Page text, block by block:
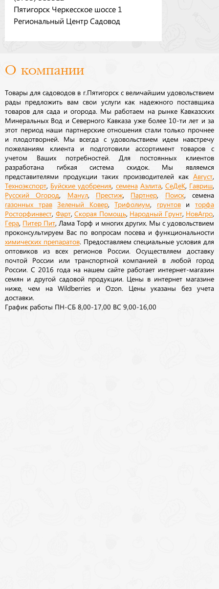
Пятигорск Черкесское шоссе 1
Региональный Центр Садовод
О компании
Товары для садоводов в г.Пятигорск с величайшим удовольствием
рады предложить вам свои услуги как надежного поставщика
товаров для сада и огорода. Мы работаем на рынке Кавказских
Минеральных Вод и Северного Кавказа уже более 10-ти лет и за
этот период наши партнерские отношения стали только прочнее
и плодотворней. Мы всегда с удовольствием идем навстречу
пожеланиям клиента и подготовили ассортимент товаров с
учетом Ваших потребностей. Для постоянных клиентов
разработана гибкая система скидок. Мы являемся
представителями продукции таких производителей как Август
Техноэкспорт Буйские удобрения семена Аэлита, СеДеК, Гавриш
Русский Огород Манул, Престиж Партнер Поиск, семена
газонных трав Зеленый Ковер,Трифолиум грунтовиторфа
Росторфинвест Фарт, Скорая Помощь Народный Грунт, НовАгро
Гера Питер Пит , Лама Торф и многих других. Мы с удовольствием
проконсультируем Вас по вопросам посева и функциональности
химических препаратов. Предоставляем специальные условия для
оптовиков из всех регионов России. Осуществляем доставку
почтой России или транспортной компанией в любой город
России. С 2016 года на нашем сайте работает интернет-магазин
семян и другой садовой продукции. Цены в интернет магазине
ниже, чем на Wildberries и Ozon. Цены указаны без учета
доставки.
График работы ПН-СБ 8,00-17,00 ВС 9,00-16,00